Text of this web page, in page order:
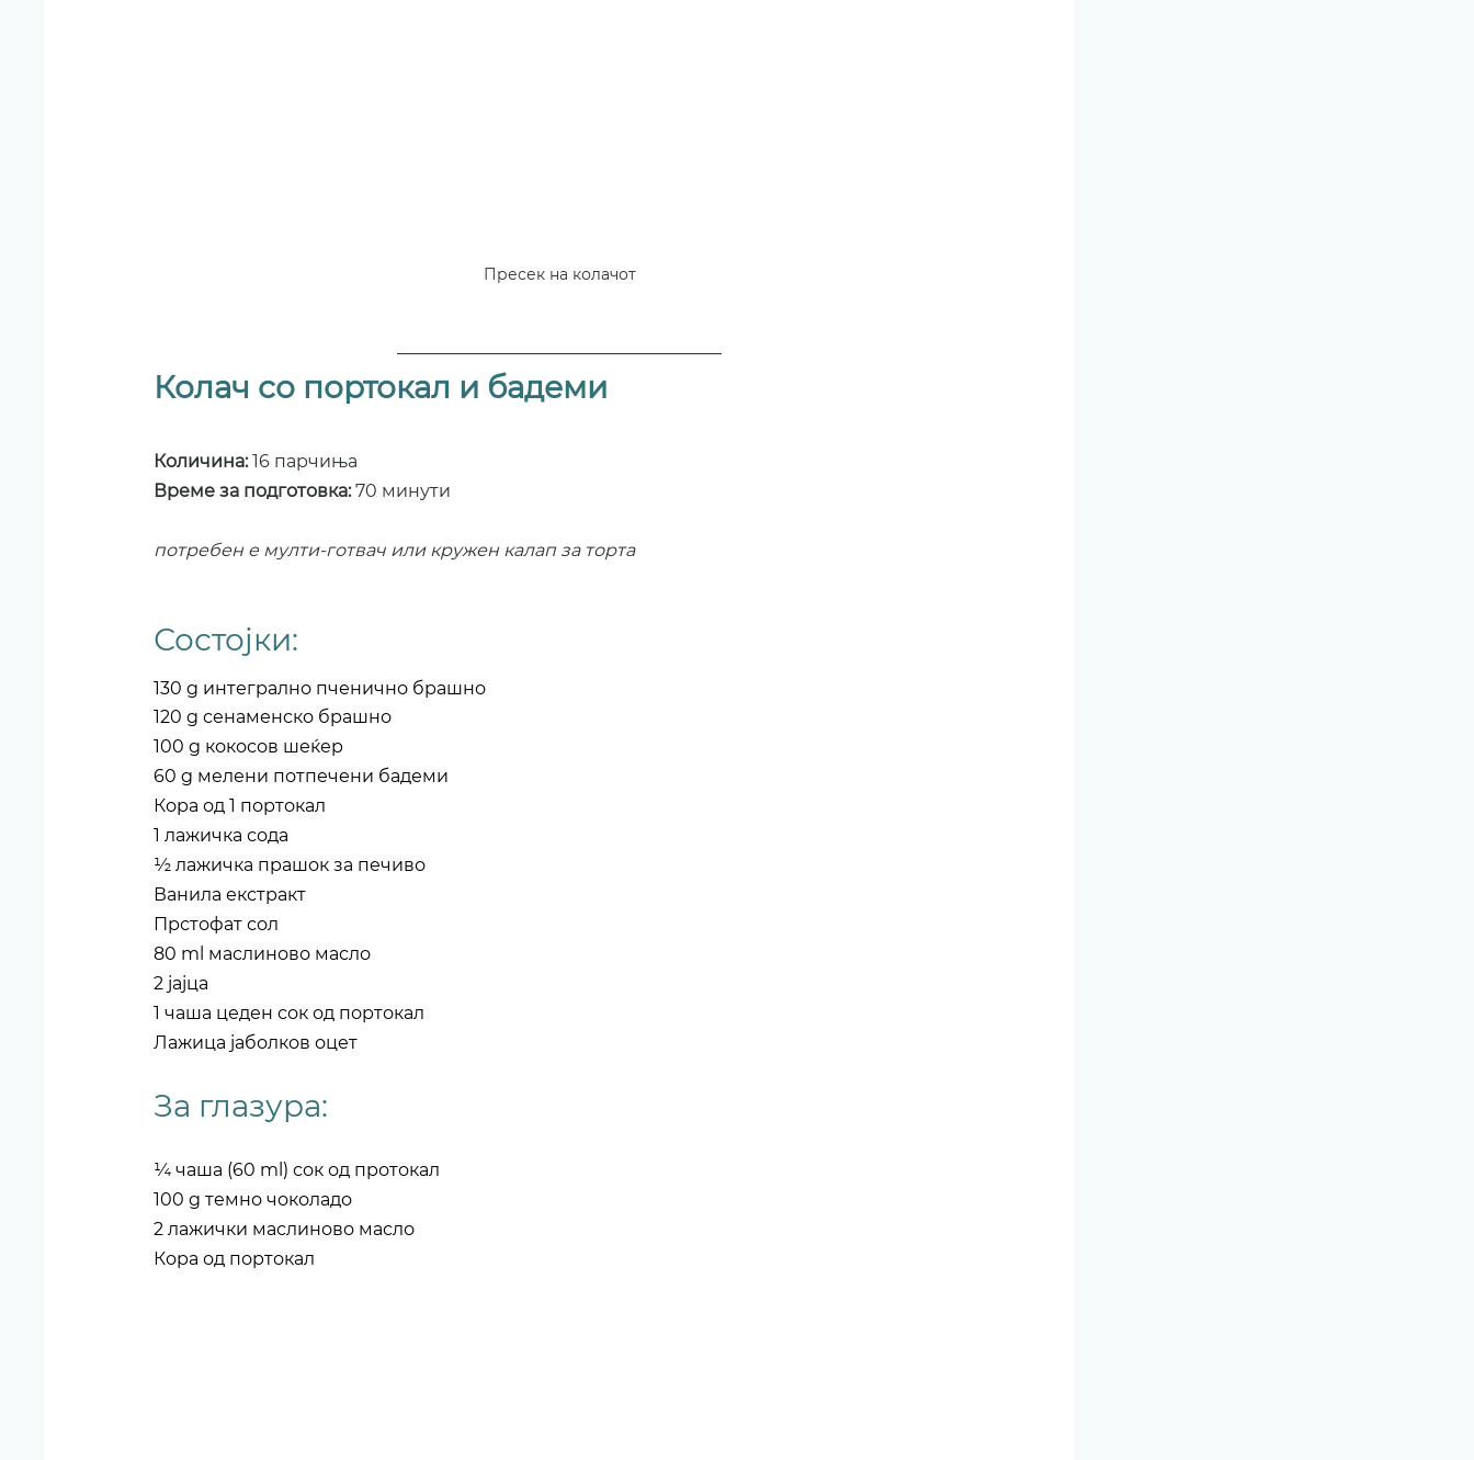
Пресек на колачот
Колач со портокал и бадеми
Количина: 16 парчиња
Време за подготовка: 70 минути
потребен е мулти-готвач или кружен калап за торта
Состојки:
130 g интегрално пченично брашно
120 g сенаменско брашно
100 g кокосов шеќер
60 g мелени потпечени бадеми
Кора од 1 портокал
1 лажичка сода
½ лажичка прашок за печиво
Ванила екстракт
Прстофат сол
80 ml маслиново масло
2 јајца
1 чаша цеден сок од портокал
Лажица јаболков оцет
За глазура:
¼ чаша (60 ml) сок од протокал
100 g темно чоколадо
2 лажички маслиново масло
Кора од портокал